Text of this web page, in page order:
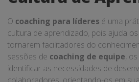
O coaching para líderes é uma
cultura de aprendizado, pois ajuda
tornarem facilitadores do
sessões de coaching de equipe,
identificar as necessidades de